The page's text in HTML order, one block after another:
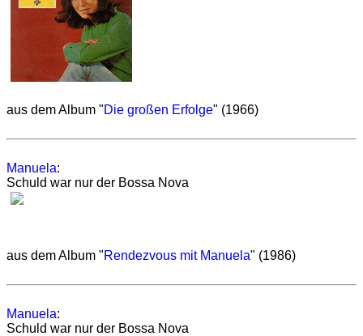
aus dem Album "Die großen Erfolge" (1966)
Manuela:
Schuld war nur der Bossa Nova
aus dem Album "Rendezvous mit Manuela" (1986)
Manuela:
Schuld war nur der Bossa Nova